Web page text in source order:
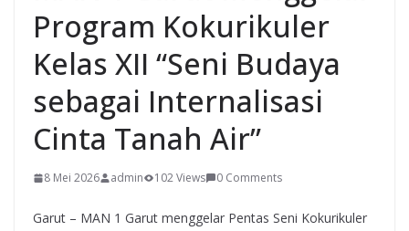
Program Kokurikuler
Kelas XII “Seni Budaya
sebagai Internalisasi
Cinta Tanah Air”
8 Mei 2026 admin 102 Views 0 Comments
Garut – MAN 1 Garut menggelar Pentas Seni Kokurikuler